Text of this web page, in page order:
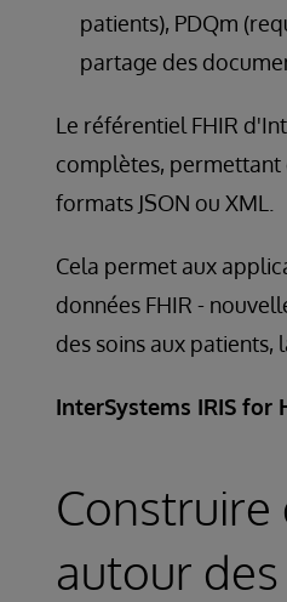
patients), PDQm
partage des
Le référentiel FHIR
complètes, permettant
formats JSON ou XML.
Cela permet aux
données FHIR -
des soins aux patients,
InterSystems IRIS for
autour